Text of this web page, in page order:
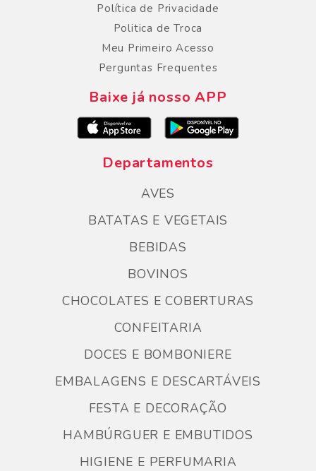
Política de Privacidade
Politica de Troca
Meu Primeiro Acesso
Perguntas Frequentes
Baixe já nosso APP
Departamentos
AVES
BATATAS E VEGETAIS
BEBIDAS
BOVINOS
CHOCOLATES E COBERTURAS
CONFEITARIA
DOCES E BOMBONIERE
EMBALAGENS E DESCARTÁVEIS
FESTA E DECORAÇÃO
HAMBÚRGUER E EMBUTIDOS
HIGIENE E PERFUMARIA